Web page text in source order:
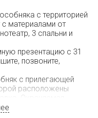
с территорией
материалами от
3 спальни и
презентацию с 31
позвоните,
с прилегающей
расположены
Охраняемая
входу в особняк.